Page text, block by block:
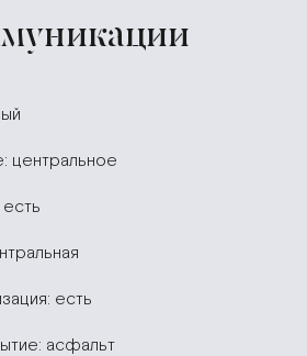
центральное
есть
асфальт